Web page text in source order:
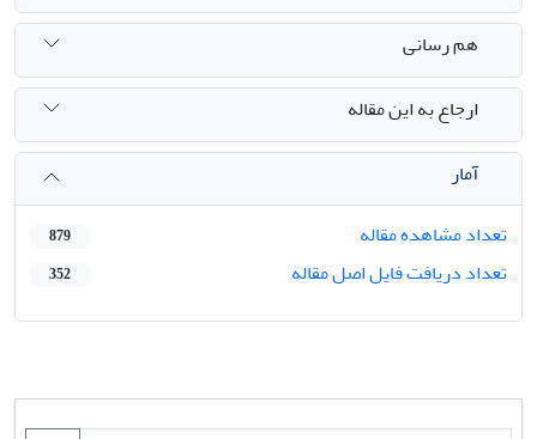
هم رسانی
ارجاع به این مقاله
آمار
تعداد مشاهده مقاله
879
تعداد دریافت فایل اصل مقاله 352